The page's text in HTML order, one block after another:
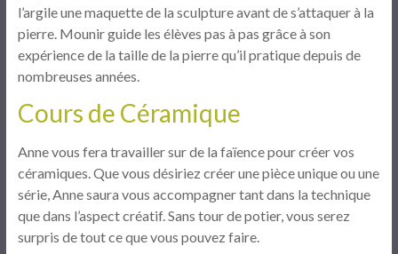
l’argile une maquette de la sculpture avant de s’attaquer à la
pierre. Mounir guide les élèves pas à pas grâce à son
expérience de la taille de la pierre qu’il pratique depuis de
nombreuses années.
Cours de Céramique
Anne vous fera travailler sur de la faïence pour créer vos
céramiques. Que vous désiriez créer une pièce unique ou une
série, Anne saura vous accompagner tant dans la technique
que dans l’aspect créatif. Sans tour de potier, vous serez
surpris de tout ce que vous pouvez faire.